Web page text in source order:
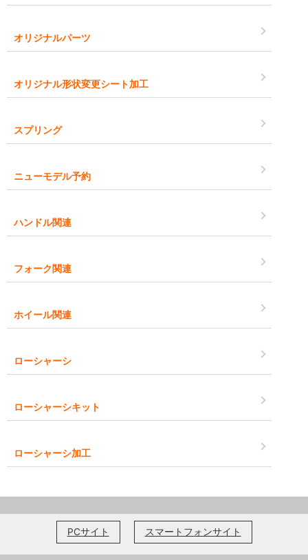
オリジナルパーツ
オリジナル形状変更シート加工
スプリング
ニューモデル予約
ハンドル関連
フォーク関連
ホイール関連
ローシャーシ
ローシャーシキット
ローシャーシ加工
PCサイト スマートフォンサイト